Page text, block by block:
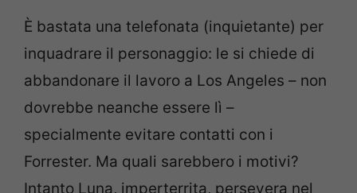
È bastata una telefonata (inquietante) per
inquadrare il personaggio: le si chiede di
abbandonare il lavoro a Los Angeles – non
dovrebbe neanche essere lì –
specialmente evitare contatti con i
Forrester. Ma quali sarebbero i motivi?
Intanto Luna, imperterrita, persevera nel